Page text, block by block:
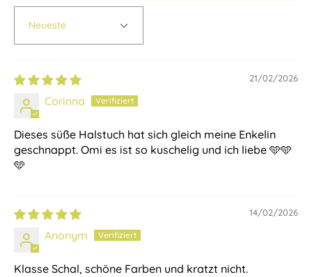
21/02/2026
Corinna
Dieses süße Halstuch hat sich gleich meine Enkelin
geschnappt. Omi es ist so kuschelig und ich liebe 🩵🩵
🩵
14/02/2026
Anonym
Klasse Schal, schöne Farben und kratzt nicht.